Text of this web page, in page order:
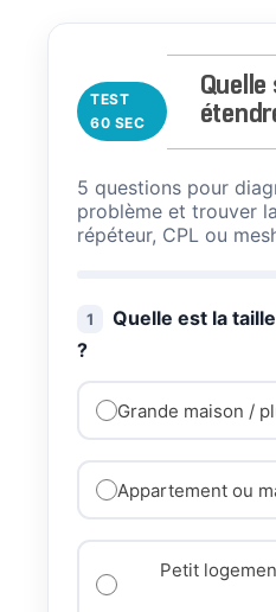
TEST
60 SEC
5 questions pour
problème et trouver
répéteur, CPL ou
1
Quelle est la
?
Grande maison /
Appartement ou
Petit